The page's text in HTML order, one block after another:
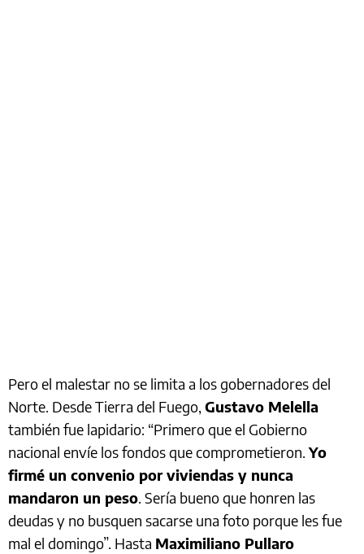
Pero el malestar no se limita a los gobernadores del
Norte. Desde Tierra del Fuego, Gustavo Melella
también fue lapidario: “Primero que el Gobierno
nacional envíe los fondos que comprometieron.Yo
firmé un convenio por viviendas y nunca
mandaron un peso. Sería bueno que honren las
deudas y no busquen sacarse una foto porque les fue
mal el domingo”. Hasta Maximiliano Pullaro